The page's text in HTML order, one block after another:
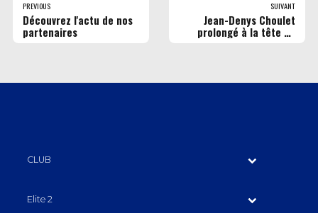
PREVIOUS
Découvrez l'actu de nos
partenaires
SUIVANT
Jean-Denys Choulet
prolongé à la tête du
CLUB
Elite 2